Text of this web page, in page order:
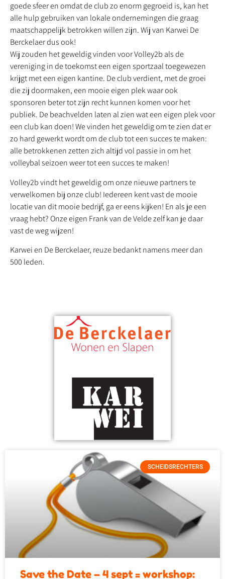
goede sfeer en omdat de club zo enorm gegroeid is, kan het
alle hulp gebruiken van lokale ondernemingen die graag
maatschappelijk betrokken willen zijn. Wij van Karwei De
Berckelaer dus ook!
Wij zouden het geweldig vinden voor Volley2b als de
vereniging in de toekomst een eigen sportzaal toegewezen
krijgt met een eigen kantine. De club verdient, met de groei
die zij doormaken, een mooie eigen plek waar ook
sponsoren beter tot zijn recht kunnen komen voor het
publiek. De beachvelden laten al zien wat een eigen plek voor
een club kan doen! We vinden het geweldig om te zien dat er
zo hard gewerkt wordt om de club tot een succes te maken:
alle betrokkenen zetten zich altijd vol passie in om het
volleybal seizoen weer tot een succes te maken!
Volley2b vindt het geweldig om onze nieuwe partners te
verwelkomen bij onze club! Iedereen kent vast de mooie
locatie van dit mooie bedrijf, ga er eens kijken! En als je een
vraag hebt? Onze eigen Frank van de Velde zelf kan je daar
vast de weg wijzen!
Karwei en De Berckelaer, reuze bedankt namens meer dan
500 leden.
SCHEIDSRECHTERS
Save the Date – 4 sept = workshop: